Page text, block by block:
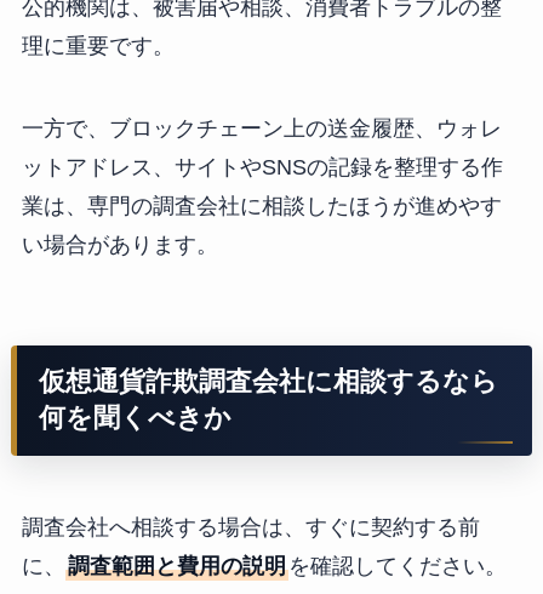
公的機関は、被害届や相談、消費者トラブルの整
理に重要です。
一方で、ブロックチェーン上の送金履歴、ウォレ
ットアドレス、サイトやSNSの記録を整理する作
業は、専門の調査会社に相談したほうが進めやす
い場合があります。
仮想通貨詐欺調査会社に相談するなら
何を聞くべきか
調査会社へ相談する場合は、すぐに契約する前
に、 調査範囲と費用の説明を確認してください。